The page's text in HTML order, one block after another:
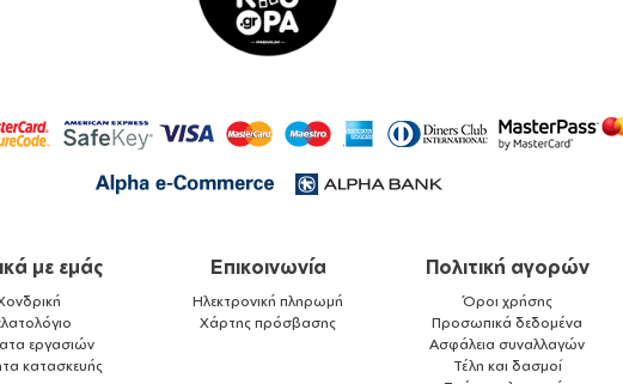
με εμάς
εργασιών
κατασκευής
Επικοινωνία
Ηλεκτρονική πληρωμή
Χάρτης πρόσβασης
Πολιτική αγορών
Όροι χρήσης
Προσωπικά δεδομένα
Ασφάλεια συναλλαγών
Τέλη και δασμοί